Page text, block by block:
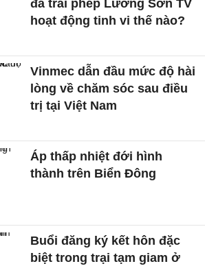
đá trái phép Lương Sơn TV
hoạt động tinh vi thế nào?
Vinmec dẫn đầu mức độ hài
lòng về chăm sóc sau điều
trị tại Việt Nam
Áp thấp nhiệt đới hình
thành trên Biển Đông
Buổi đăng ký kết hôn đặc
biệt trong trại tạm giam ở